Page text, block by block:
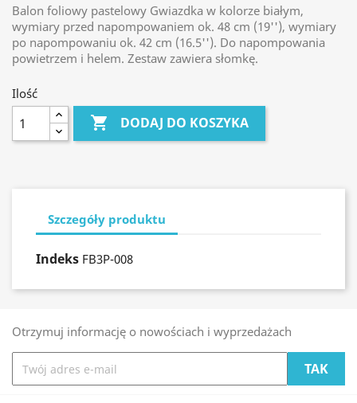
Balon foliowy pastelowy Gwiazdka w kolorze białym,
wymiary przed napompowaniem ok. 48 cm (19''), wymiary
po napompowaniu ok. 42 cm (16.5''). Do napompowania
powietrzem i helem. Zestaw zawiera słomkę.
Ilość
 DODAJ DO KOSZYKA
Szczegóły produktu
Indeks FB3P-008
Otrzymuj informację o nowościach i wyprzedażach